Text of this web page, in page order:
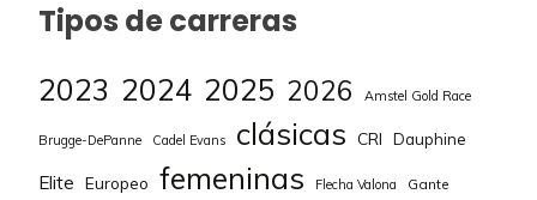
Tipos de carreras
2023 2024 2025 2026 Amstel Gold Race
Brugge-DePanne Cadel Evans clásicas CRI Dauphine
Elite Europeo femeninas Flecha Valona Gante